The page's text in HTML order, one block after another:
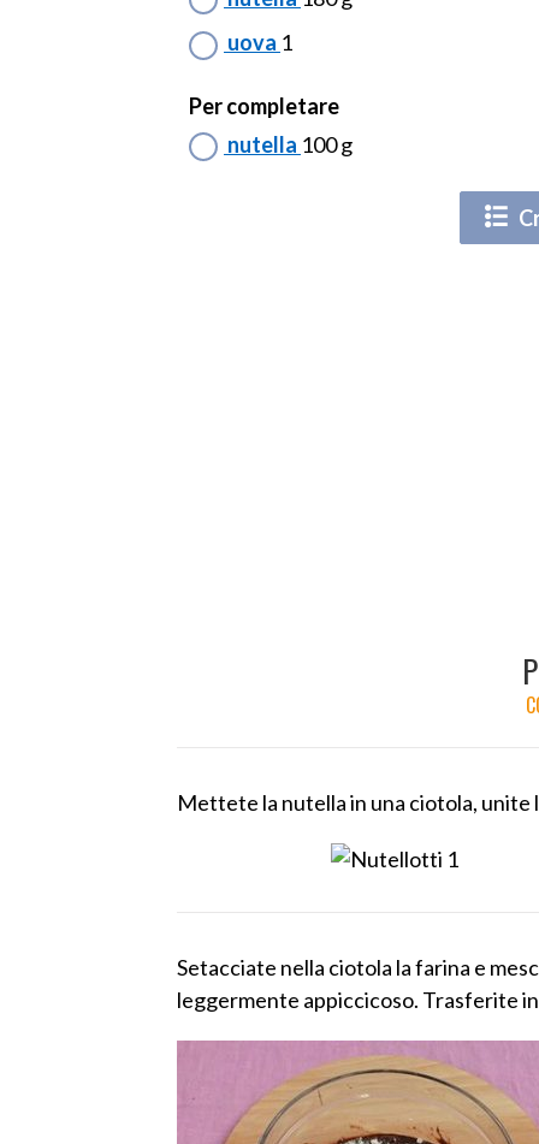
uova 1
Per completare
nutella 100 g
Mettete la nutella in una ciotola,
Setacciate nella ciotola la farina e
leggermente appiccicoso. Trasferite